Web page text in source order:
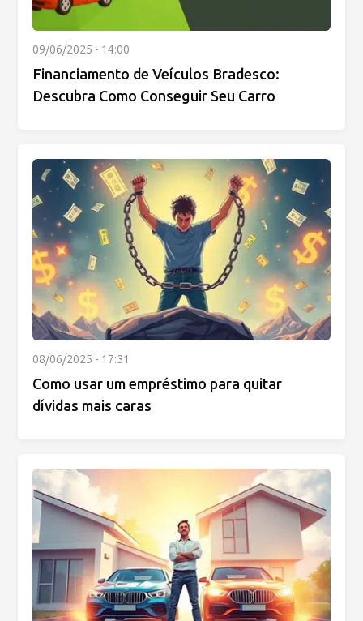
09/06/2025 - 14:00
Financiamento de Veículos Bradesco:
Descubra Como Conseguir Seu Carro
08/06/2025 - 17:31
Como usar um empréstimo para quitar
dívidas mais caras